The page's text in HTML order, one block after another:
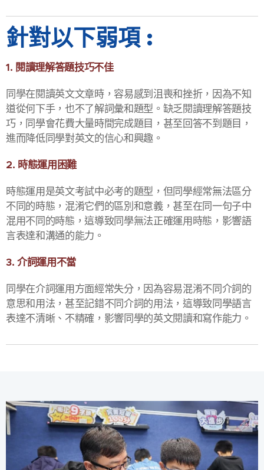
針對以下弱項 :
1. 閱讀理解答題技巧不佳
同學在閱讀英文文章時，容易感到沮喪和挫折，因為不知
道從何下手，也不了解詞彙和題型。缺乏閱讀理解答題技
巧，同學會花費大量時間完成題目，甚至回答不到題目，
進而降低同學對英文的信心和興趣。
2. 時態運用困難
時態運用是英文考試中必考的題型，但同學經常無法區分
不同的時態，混淆它們的區別和意義，甚至在同一句子中
混用不同的時態，這導致同學無法正確運用時態，影響語
言表達和溝通的能力。
3. 介詞運用不當
同學在介詞運用方面經常失分，因為容易混淆不同介詞的
意思和用法，甚至記錯不同介詞的用法，這導致同學語言
表達不清晰、不精確，影響同學的英文閱讀和寫作能力。